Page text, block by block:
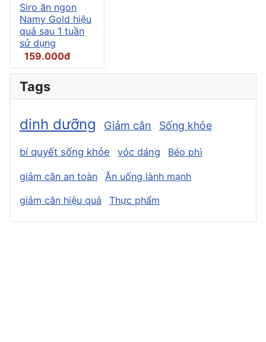
Siro ăn ngon
Namy Gold hiệu
quả sau 1 tuần
sử dụng
159.000đ
Tags
dinh dưỡng Giảm cân Sống khỏe
bí quyết sống khỏe vóc dáng Béo phì
giảm cân an toàn
Ăn uống lành mạnh
giảm cân hiệu quả
Thực phẩm